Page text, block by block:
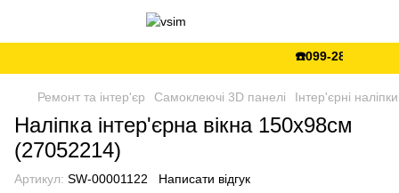
☎️099-288-99-66
Ремонт та інтер'єр Самоклеючі 3D панелі Інтер'єрні наліпки
Наліпка інтер'єрна вікна 150х98см
(27052214)
Артикул: SW-00001122 Написати відгук